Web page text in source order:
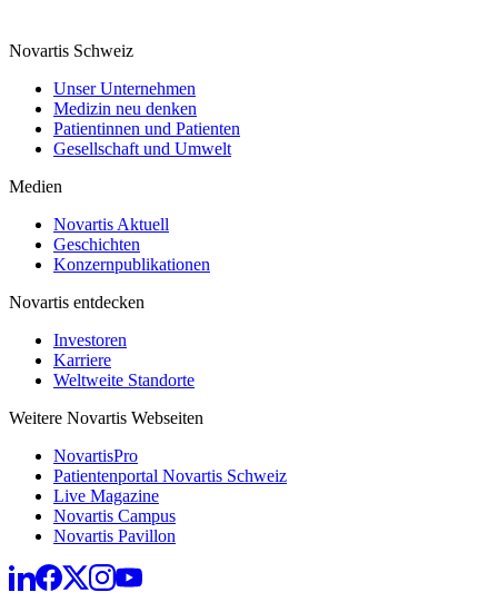
Novartis Schweiz
Unser Unternehmen
Medizin neu denken
Patientinnen und Patienten
Gesellschaft und Umwelt
Medien
Novartis Aktuell
Geschichten
Konzernpublikationen
Novartis entdecken
Investoren
Karriere
Weltweite Standorte
Weitere Novartis Webseiten
NovartisPro
Patientenportal Novartis Schweiz
Live Magazine
Novartis Campus
Novartis Pavillon